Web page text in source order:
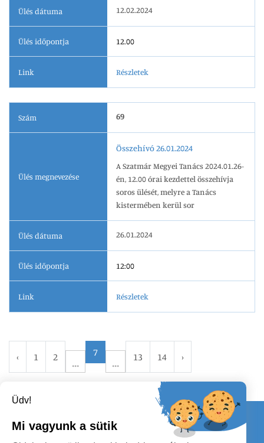
Ülés dátuma 12.02.2024
Ülés időpontja 12.00
Link Részletek
Szám 69
Ülés megnevezése
Összehívó 26.01.2024
A Szatmár Megyei Tanács 2024.01.26-
én, 12.00 órai kezdettel összehívja
soros ülését, melyre a Tanács
kistermében kerül sor
Ülés dátuma 26.01.2024
Ülés időpontja 12:00
Link Részletek
‹ 1 2 7 13 14 ›
Kapcsolat
KÖVESSENEK
Üdv!
Mi vagyunk a sütik